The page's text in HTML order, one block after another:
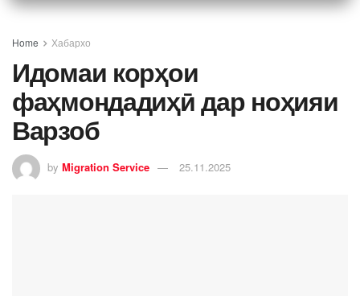
Home Хабархо
Идомаи корҳои
фаҳмондадиҳӣ дар ноҳияи
Варзоб
by Migration Service 25.11.2025